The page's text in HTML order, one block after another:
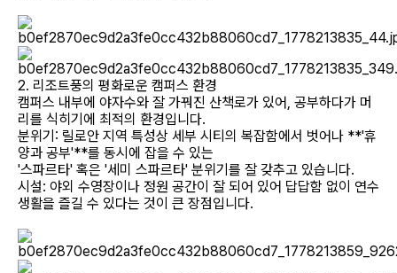
​2. 리조트풍의 평화로운 캠퍼스 환경
​캠퍼스 내부에 야자수와 잘 가꿔진 산책로가 있어, 공부하다가 머
리를 식히기에 최적의 환경입니다.
​분위기: 릴로안 지역 특성상 세부 시티의 복잡함에서 벗어나 **'휴
양과 공부'**를 동시에 잡을 수 있는
'스파르타' 혹은 '세미 스파르타' 분위기를 잘 갖추고 있습니다.
​시설: 야외 수영장이나 정원 공간이 잘 되어 있어 답답함 없이 연수
생활을 즐길 수 있다는 것이 큰 장점입니다.